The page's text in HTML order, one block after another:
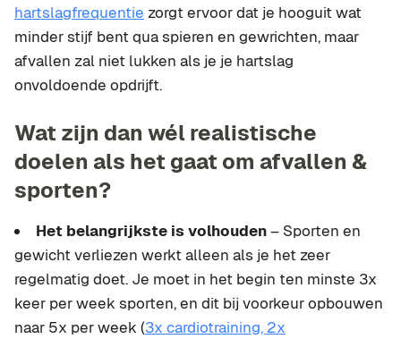
hartslagfrequentie zorgt ervoor dat je hooguit wat
minder stijf bent qua spieren en gewrichten, maar
afvallen zal niet lukken als je je hartslag
onvoldoende opdrijft.
Wat zijn dan wél realistische
doelen als het gaat om afvallen &
sporten?
Het belangrijkste is volhouden– Sporten en
gewicht verliezen werkt alleen als je het zeer
regelmatig doet. Je moet in het begin ten minste 3x
keer per week sporten, en dit bij voorkeur opbouwen
naar 5x per week (3x cardiotraining, 2x